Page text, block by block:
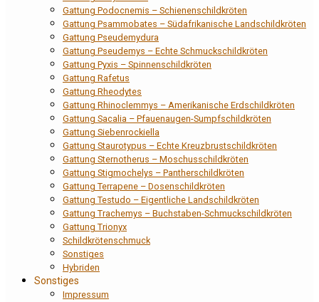
Gattung Podocnemis – Schienenschildkröten
Gattung Psammobates – Südafrikanische Landschildkröten
Gattung Pseudemydura
Gattung Pseudemys – Echte Schmuckschildkröten
Gattung Pyxis – Spinnenschildkröten
Gattung Rafetus
Gattung Rheodytes
Gattung Rhinoclemmys – Amerikanische Erdschildkröten
Gattung Sacalia – Pfauenaugen-Sumpfschildkröten
Gattung Siebenrockiella
Gattung Staurotypus – Echte Kreuzbrustschildkröten
Gattung Sternotherus – Moschusschildkröten
Gattung Stigmochelys – Pantherschildkröten
Gattung Terrapene – Dosenschildkröten
Gattung Testudo – Eigentliche Landschildkröten
Gattung Trachemys – Buchstaben-Schmuckschildkröten
Gattung Trionyx
Schildkrötenschmuck
Sonstiges
Hybriden
Sonstiges
Impressum